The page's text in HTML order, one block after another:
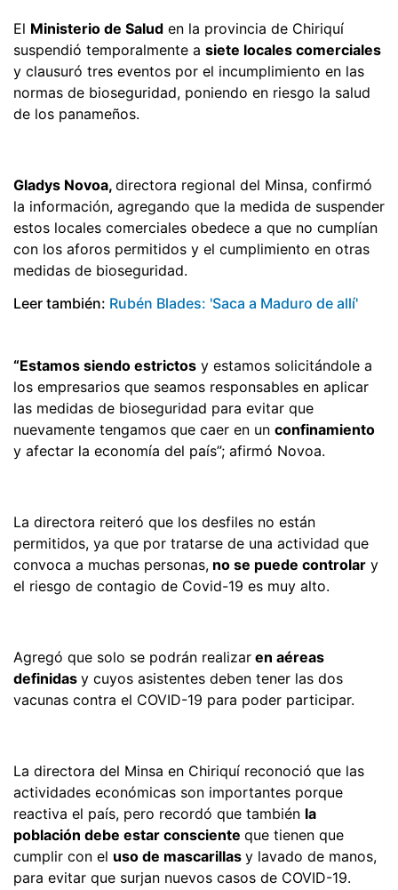
El Ministerio de Salud en la provincia de Chiriquí
suspendió temporalmente a siete locales comerciales
y clausuró tres eventos por el incumplimiento en las
normas de bioseguridad, poniendo en riesgo la salud
de los panameños.
Gladys Novoa, directora regional del Minsa, confirmó
la información, agregando que la medida de suspender
estos locales comerciales obedece a que no cumplían
con los aforos permitidos y el cumplimiento en otras
medidas de bioseguridad.
Leer también: Rubén Blades: 'Saca a Maduro de allí'
“Estamos siendo estrictos y estamos solicitándole a
los empresarios que seamos responsables en aplicar
las medidas de bioseguridad para evitar que
nuevamente tengamos que caer en un confinamiento
y afectar la economía del país”; afirmó Novoa.
La directora reiteró que los desfiles no están
permitidos, ya que por tratarse de una actividad que
convoca a muchas personas, no se puede controlar y
el riesgo de contagio de Covid-19 es muy alto.
Agregó que solo se podrán realizar en aéreas
definidas y cuyos asistentes deben tener las dos
vacunas contra el COVID-19 para poder participar.
La directora del Minsa en Chiriquí reconoció que las
actividades económicas son importantes porque
reactiva el país, pero recordó que también la
población debe estar consciente que tienen que
cumplir con el uso de mascarillas y lavado de manos,
para evitar que surjan nuevos casos de COVID-19.